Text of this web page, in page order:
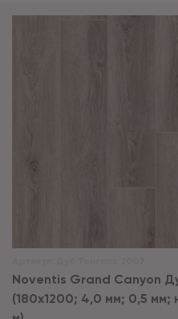
Noventis Grand Сanyon
(180x1200; 4,0 мм; 0,5 мм;